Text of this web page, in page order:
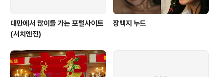
대만에서 많이들 가는 포털사이트
(서치엔진)
장백지 누드